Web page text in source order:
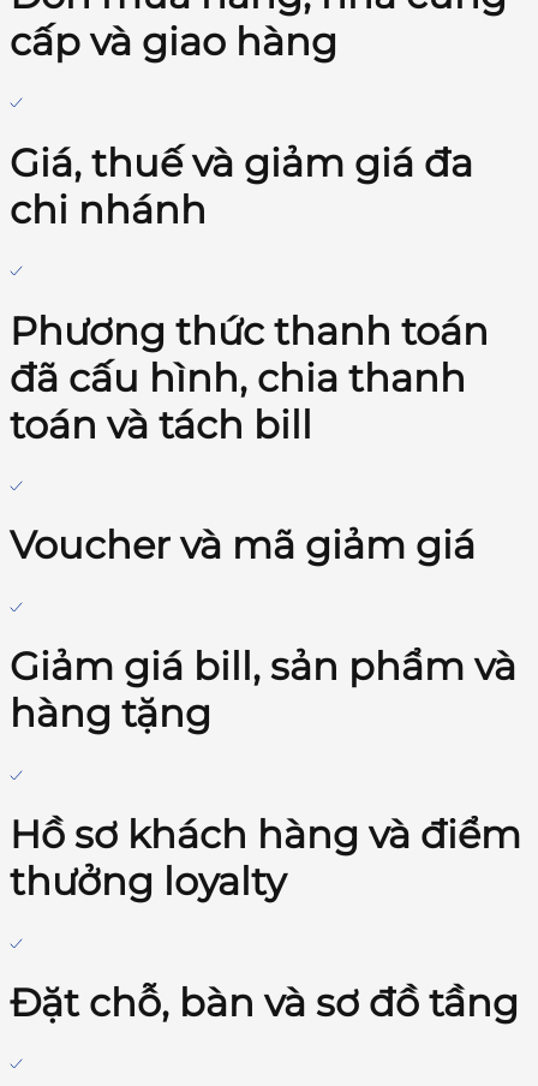
cấp và giao hàng
Giá, thuế và giảm giá đa
chi nhánh
Phương thức thanh toán
đã cấu hình, chia thanh
toán và tách bill
Voucher và mã giảm giá
Giảm giá bill, sản phẩm và
hàng tặng
Hồ sơ khách hàng và điểm
thưởng loyalty
Đặt chỗ, bàn và sơ đồ tầng